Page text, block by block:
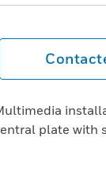
plate with